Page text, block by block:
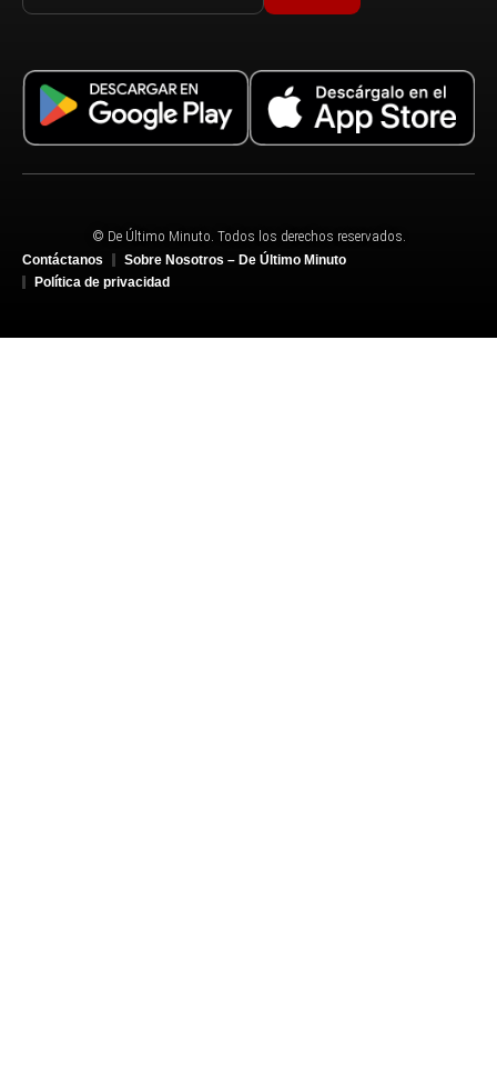
© De Último Minuto. Todos los derechos reservados.
Contáctanos
Sobre Nosotros – De Último Minuto
Política de privacidad